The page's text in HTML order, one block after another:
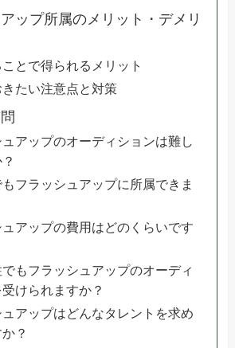
ップ所属のメリット・デメリ
とで得られるメリット
たい注意点と対策
アップのオーディションは難し
フラッシュアップに所属できま
アップの費用はどのくらいです
もフラッシュアップのオーディ
けられますか？
アップはどんなタレントを求め
？